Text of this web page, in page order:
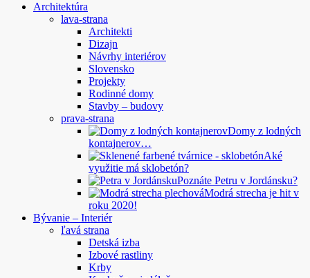
Architektúra
lava-strana
Architekti
Dizajn
Návrhy interiérov
Slovensko
Projekty
Rodinné domy
Stavby – budovy
prava-strana
Domy z lodných
kontajnerov…
Aké
využitie má sklobetón?
Poznáte Petru v Jordánsku?
Modrá strecha je hit v
roku 2020!
Bývanie – Interiér
ľavá strana
Detská izba
Izbové rastliny
Krby